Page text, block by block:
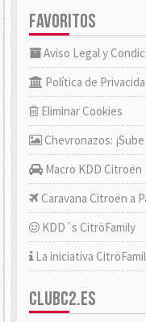
FAVORITOS
Aviso Legal y
Política de
Eliminar Cookies
Chevronazos:
Macro KDD Citroën
Caravana Citroën a
KDD´s CitröFamily
La iniciativa
CLUBC2.ES